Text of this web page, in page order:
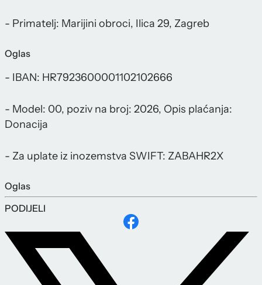
- Primatelj: Marijini obroci, Ilica 29, Zagreb
Oglas
- IBAN: HR7923600001102102666
- Model: 00, poziv na broj: 2026, Opis plaćanja:
Donacija
- Za uplate iz inozemstva SWIFT: ZABAHR2X
Oglas
PODIJELI